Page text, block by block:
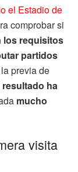
el Estadio de
comprobar si
los requisitos
partidos
previa de
resultado ha
mucho
visita